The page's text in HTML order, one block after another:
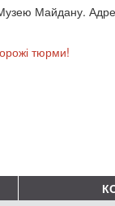
Майдану.
тюрми!